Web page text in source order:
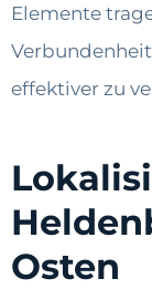
Elemente
effektiver zu
Osten